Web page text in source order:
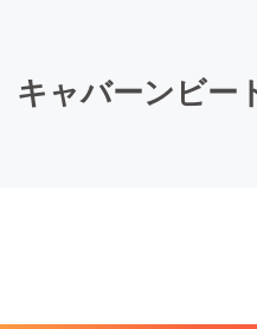
キャバーンビー